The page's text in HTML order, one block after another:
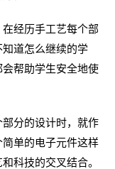
经历手工艺每个部
道怎么继续的学
帮助学生安全地使
分的设计时，就作
单的电子元件这样
科技的交叉结合。